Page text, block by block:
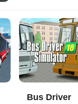
Bus Driver